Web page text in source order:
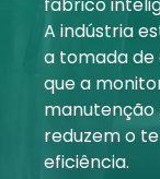
A indústria
a tomada de
que a
manutenção
reduzem o
eficiência.